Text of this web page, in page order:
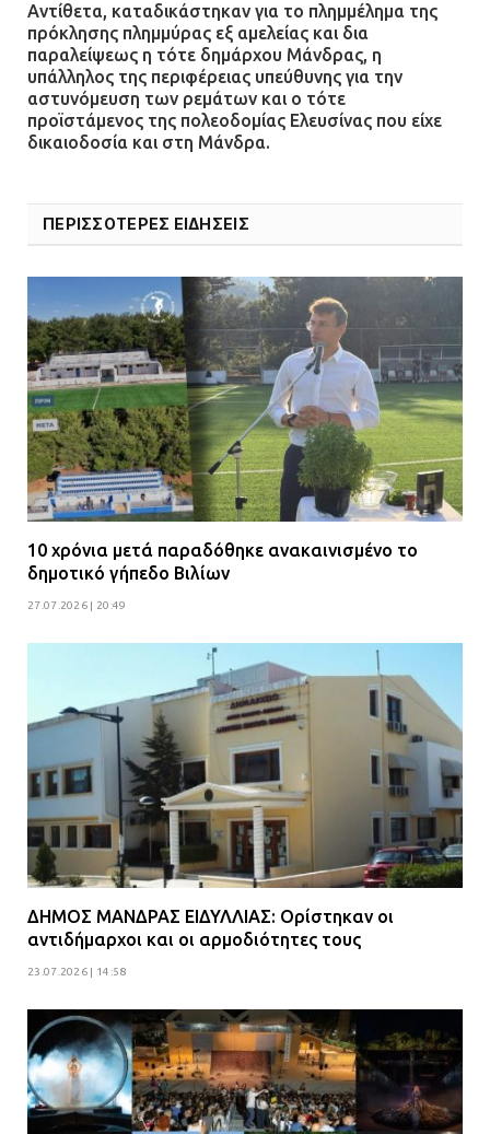
Αντίθετα, καταδικάστηκαν για το πλημμέλημα της
πρόκλησης πλημμύρας εξ αμελείας και δια
παραλείψεως η τότε δημάρχου Μάνδρας, η
υπάλληλος της περιφέρειας υπεύθυνης για την
αστυνόμευση των ρεμάτων και ο τότε
προϊστάμενος της πολεοδομίας Ελευσίνας που είχε
δικαιοδοσία και στη Μάνδρα.
ΠΕΡΙΣΣΟΤΕΡΕΣ ΕΙΔΗΣΕΙΣ
10 χρόνια μετά παραδόθηκε ανακαινισμένο το
δημοτικό γήπεδο Βιλίων
27.07.2026 | 20:49
ΔΗΜΟΣ ΜΑΝΔΡΑΣ ΕΙΔΥΛΛΙΑΣ: Ορίστηκαν οι
αντιδήμαρχοι και οι αρμοδιότητες τους
23.07.2026 | 14:58